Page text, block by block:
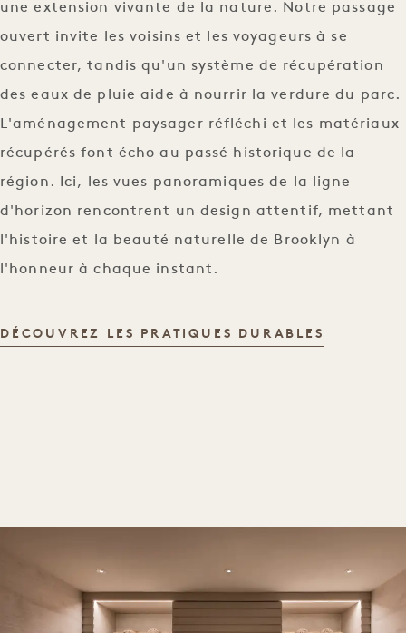
une extension vivante de la nature. Notre passage
ouvert invite les voisins et les voyageurs à se
connecter, tandis qu'un système de récupération
des eaux de pluie aide à nourrir la verdure du parc.
L'aménagement paysager réfléchi et les matériaux
récupérés font écho au passé historique de la
région. Ici, les vues panoramiques de la ligne
d'horizon rencontrent un design attentif, mettant
l'histoire et la beauté naturelle de Brooklyn à
l'honneur à chaque instant.
DÉCOUVREZ LES PRATIQUES DURABLES